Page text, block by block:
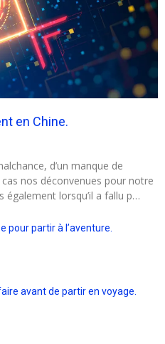
en Chine.
d’un manque de
nos déconvenues pour notre
également lorsqu’il a fallu p…
pour partir à l’aventure.
avant de partir en voyage.